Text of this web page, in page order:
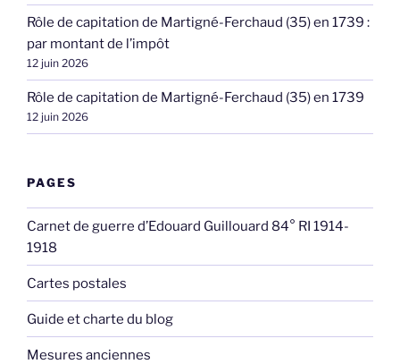
Rôle de capitation de Martigné-Ferchaud (35) en 1739 :
par montant de l’impôt
12 juin 2026
Rôle de capitation de Martigné-Ferchaud (35) en 1739
12 juin 2026
PAGES
Carnet de guerre d’Edouard Guillouard 84° RI 1914-
1918
Cartes postales
Guide et charte du blog
Mesures anciennes